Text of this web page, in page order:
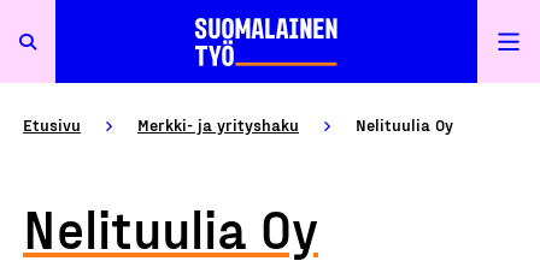
Etusivu Merkki- ja yrityshaku Nelituulia Oy
Nelituulia Oy